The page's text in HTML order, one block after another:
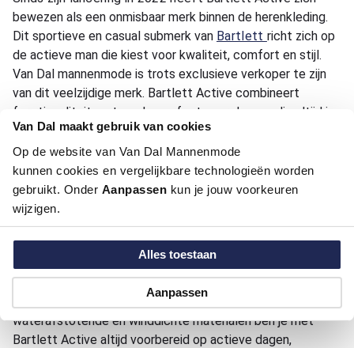
Van Dal maakt gebruik van cookies
Op de website van Van Dal Mannenmode
kunnen cookies en vergelijkbare technologieën worden
gebruikt. Onder Aanpassen kun je jouw voorkeuren
wijzigen.
Alles toestaan
Aanpassen
bewezen als een onmisbaar merk binnen de herenkleding.
Dit sportieve en casual submerk van Bartlett richt zich op
de actieve man die kiest voor kwaliteit, comfort en stijl.
Van Dal mannenmode is trots exclusieve verkoper te zijn
van dit veelzijdige merk. Bartlett Active combineert
functionaliteit met mode, perfect voor de man die altijd in
beweging is.
Sportieve en functionele collecties
De collectie van Bartlett Active biedt een breed scala aan
sportieve en casual herenkleding. Denk
aanoverhemden,polo’s,truien,vesten,jassen,5-
swing pocketsenkorte broeken
kleding is ontworpen met aandacht voor comfort en
functionaliteit. Dankzij eigenschappen zoals
waterafstotende en winddichte materialen ben je met
Bartlett Active altijd voorbereid op actieve dagen,